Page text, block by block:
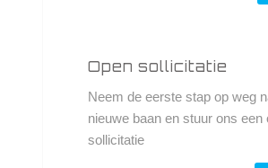
Open sollicitatie
Neem de eerste stap op weg
nieuwe baan en stuur ons een
sollicitatie